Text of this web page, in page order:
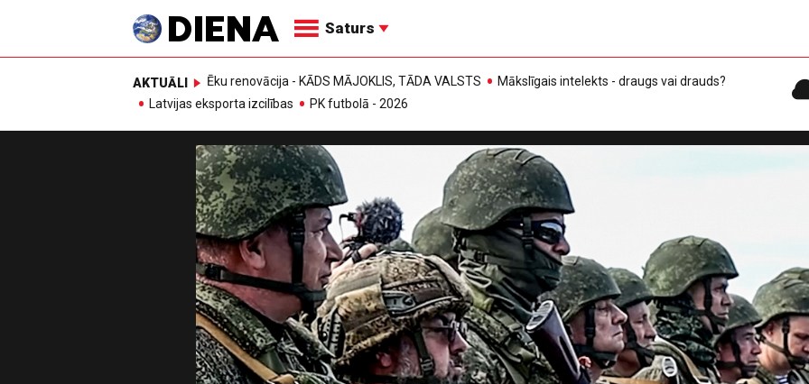
Saturs
AKTUĀLI Ēku renovācija - KĀDS MĀJOKLIS, TĀDA VALSTS
Mākslīgais intelekts - draugs vai drauds?
Latvijas eksporta izcilības
PK futbolā - 2026